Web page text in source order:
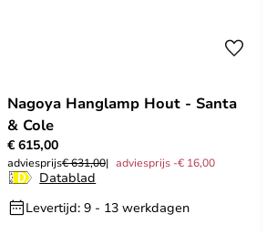
Nagoya Hanglamp Hout - Santa
& Cole
€ 615,00
adviesprijs€ 631,00 adviesprijs -€ 16,00
Datablad
Levertijd: 9 - 13 werkdagen